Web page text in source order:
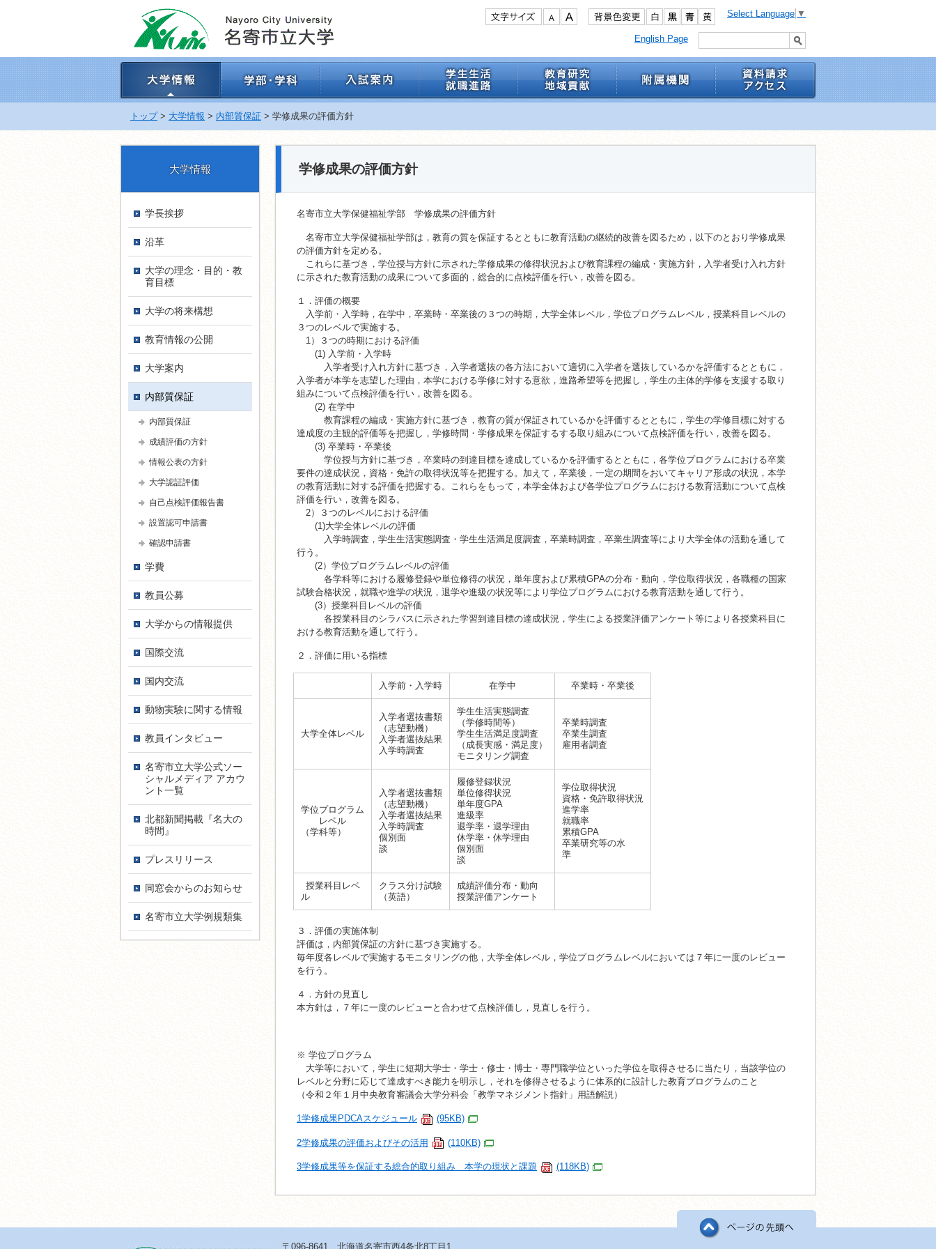
ー
シ
を
飛
Select Language ▼
English Page
トップ> 大学情報 > 内部質保証 > 学修成果の評価方針
学修成果の評価方針
名寄市立大学保健福祉学部 学修成果の評価方針
名寄市立大学保健福祉学部は，教育の質を保証するとともに教育活動の継続的改善を図るため，以下のとおり学修成果
の評価方針を定める。
これらに基づき，学位授与方針に示された学修成果の修得状況および教育課程の編成・実施方針，入学者受け入れ方針
に示された教育活動の成果について多面的，総合的に点検評価を行い，改善を図る。
１．評価の概要
入学前・入学時，在学中，卒業時・卒業後の３つの時期，大学全体レベル，学位プログラムレベル，授業科目レベルの
３つのレベルで実施する。
1）３つの時期における評価
(1) 入学前・入学時
入学者受け入れ方針に基づき，入学者選抜の各方法において適切に入学者を選抜しているかを評価するとともに，
入学者が本学を志望した理由，本学における学修に対する意欲，進路希望等を把握し，学生の主体的学修を支援する取り
組みについて点検評価を行い，改善を図る。
(2) 在学中
教育課程の編成・実施方針に基づき，教育の質が保証されているかを評価するとともに，学生の学修目標に対する
達成度の主観的評価等を把握し，学修時間・学修成果を保証するする取り組みについて点検評価を行い，改善を図る。
(3) 卒業時・卒業後
学位授与方針に基づき，卒業時の到達目標を達成しているかを評価するとともに，各学位プログラムにおける卒業
要件の達成状況，資格・免許の取得状況等を把握する。加えて，卒業後，一定の期間をおいてキャリア形成の状況，本学
の教育活動に対する評価を把握する。これらをもって，本学全体および各学位プログラムにおける教育活動について点検
評価を行い，改善を図る。
2）３つのレベルにおける評価
(1)大学全体レベルの評価
入学時調査，学生生活実態調査・学生生活満足度調査，卒業時調査，卒業生調査等により大学全体の活動を通して
行う。
(2）学位プログラムレベルの評価
各学科等における履修登録や単位修得の状況，単年度および累積GPAの分布・動向，学位取得状況，各職種の国家
試験合格状況，就職や進学の状況，退学や進級の状況等により学位プログラムにおける教育活動を通して行う。
(3）授業科目レベルの評価
各授業科目のシラバスに示された学習到達目標の達成状況，学生による授業評価アンケート等により各授業科目に
おける教育活動を通して行う。
２．評価に用いる指標
入学前・入学時 在学中 卒業時・卒業後
大学全体レベル
入学者選抜書類
（志望動機）
入学者選抜結果
入学時調査
学生生活実態調査
（学修時間等）
学生生活満足度調査
（成長実感・満足度）
モニタリング調査
卒業時調査
卒業生調査
雇用者調査
学位プログラム
レベル
（学科等）
入学者選抜書類
（志望動機）
入学者選抜結果
入学時調査
個別面
談
履修登録状況
単位修得状況
単年度GPA
進級率
退学率・退学理由
休学率・休学理由
個別面
談
学位取得状況
資格・免許取得状況
進学率
就職率
累積GPA
卒業研究等の水
準
授業科目レベ
ル
クラス分け試験
（英語）
成績評価分布・動向
授業評価アンケート
３．評価の実施体制
評価は，内部質保証の方針に基づき実施する。
毎年度各レベルで実施するモニタリングの他，大学全体レベル，学位プログラムレベルにおいては７年に一度のレビュー
を行う。
４．方針の見直し
本方針は，７年に一度のレビューと合わせて点検評価し，見直しを行う。
※ 学位プログラム
大学等において，学生に短期大学士・学士・修士・博士・専門職学位といった学位を取得させるに当たり，当該学位の
レベルと分野に応じて達成すべき能力を明示し，それを修得させるように体系的に設計した教育プログラムのこと
（令和２年１月中央教育審議会大学分科会「教学マネジメント指針」用語解説）
1学修成果PDCAスケジュール (95KB)
2学修成果の評価およびその活用 (110KB)
3学修成果等を保証する総合的取り組み＿本学の現状と課題 (118KB)
大学情報
学長挨拶
沿革
大学の理念・目的・教
育目標
大学の将来構想
教育情報の公開
大学案内
内部質保証
内部質保証
成績評価の方針
情報公表の方針
大学認証評価
自己点検評価報告書
設置認可申請書
確認申請書
学費
教員公募
大学からの情報提供
国際交流
国内交流
動物実験に関する情報
教員インタ­ビュー
名寄市立大学公式ソー
シャルメディア アカウ
ント一覧
北都新聞掲載『名大の
時間』
プレスリリース
同窓会からのお知らせ
名寄市立大学例規類集
〒096-8641 北海道名寄市西4条北8丁目1